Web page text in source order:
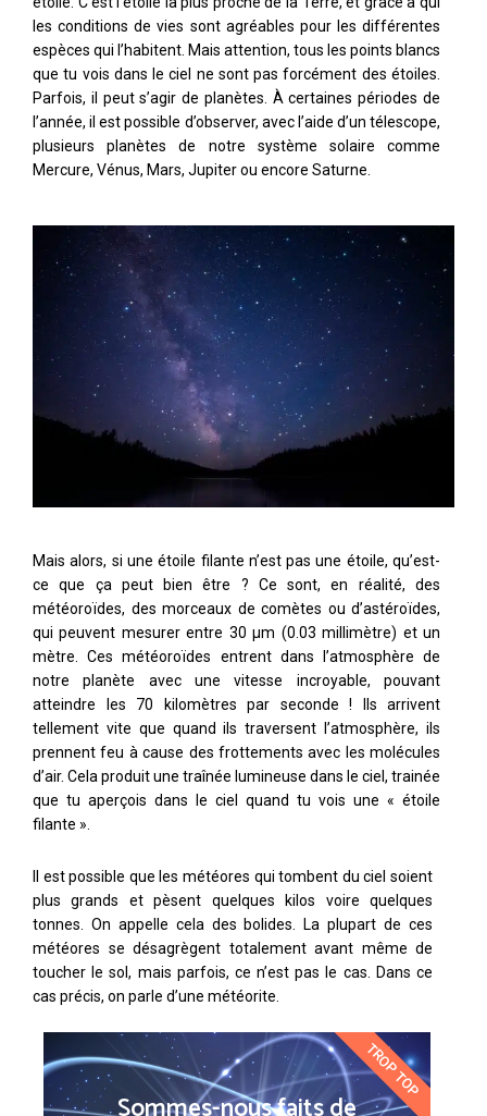
les conditions de vies sont agréables pour les différentes
espèces qui l’habitent. Mais attention, tous les points blancs
que tu vois dans le ciel ne sont pas forcément des étoiles.
Parfois, il peut s’agir de planètes. À certaines périodes de
l’année, il est possible d’observer, avec l’aide d’un télescope,
plusieurs planètes de notre système solaire comme
Mercure, Vénus, Mars, Jupiter ou encore Saturne.
Mais alors, si une étoile filante n’est pas une étoile, qu’est-
ce que ça peut bien être ? Ce sont, en réalité, des
météoroïdes, des morceaux de comètes ou d’astéroïdes,
qui peuvent mesurer entre 30 µm (0.03 millimètre) et un
mètre. Ces météoroïdes entrent dans l’atmosphère de
notre planète avec une vitesse incroyable, pouvant
atteindre les 70 kilomètres par seconde ! Ils arrivent
tellement vite que quand ils traversent l’atmosphère, ils
prennent feu à cause des frottements avec les molécules
d’air. Cela produit une traînée lumineuse dans le ciel, trainée
que tu aperçois dans le ciel quand tu vois une « étoile
filante ».
Il est possible que les météores qui tombent du ciel soient
plus grands et pèsent quelques kilos voire quelques
tonnes. On appelle cela des bolides. La plupart de ces
météores se désagrègent totalement avant même de
toucher le sol, mais parfois, ce n’est pas le cas. Dans ce
cas précis, on parle d’une météorite.
TROP TOP